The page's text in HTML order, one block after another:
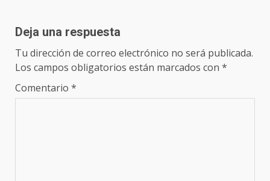
Deja una respuesta
Tu dirección de correo electrónico no será publicada.
Los campos obligatorios están marcados con *
Comentario *